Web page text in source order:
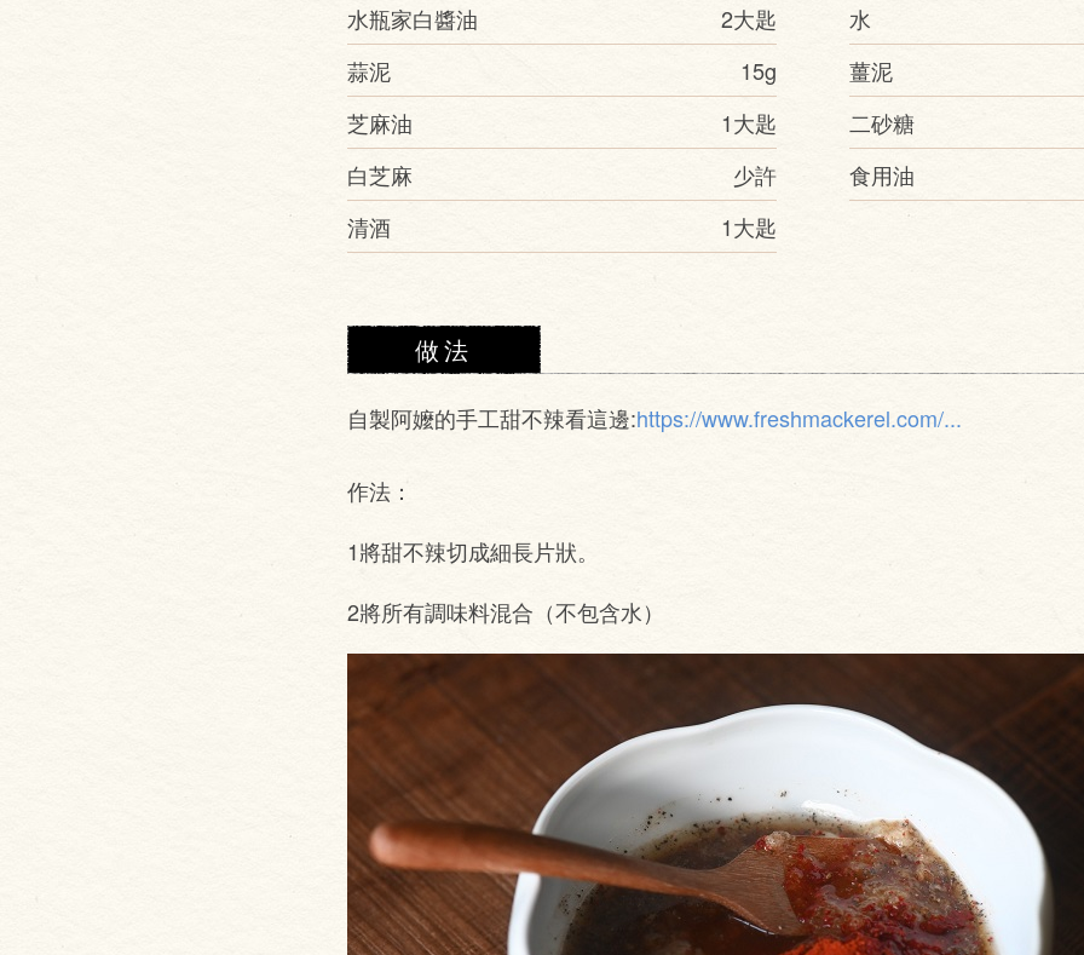
水瓶家白醬油
2大匙
水
蒜泥
15g
薑泥
芝麻油
1大匙
二砂糖
白芝麻
少許
食用油
清酒
1大匙
做法
自製阿嬤的手工甜不辣看這邊:https://www.freshmackerel.com/...
作法：
1將甜不辣切成細長片狀。
2將所有調味料混合（不包含水）